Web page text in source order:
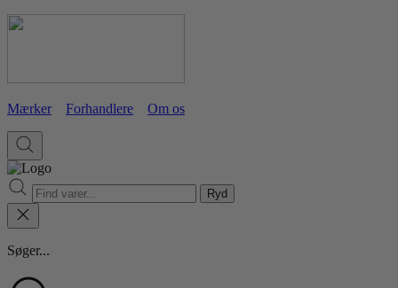
Mærker Forhandlere Om os
Ryd
Søger...